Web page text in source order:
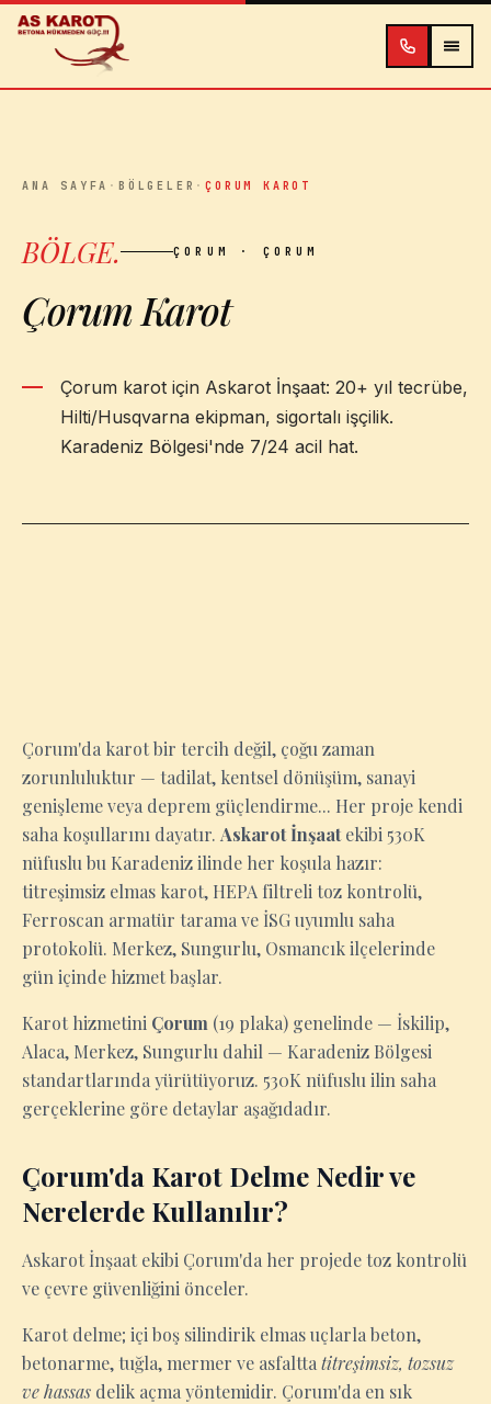
İçeriğe atla
ANA SAYFA ·BÖLGELER ·ÇORUM KAROT
BÖLGE. ÇORUM · ÇORUM
Çorum Karot
Çorum karot için Askarot İnşaat: 20+ yıl tecrübe,
Hilti/Husqvarna ekipman, sigortalı işçilik.
Karadeniz Bölgesi'nde 7/24 acil hat.
Çorum'da karot bir tercih değil, çoğu zaman
zorunluluktur — tadilat, kentsel dönüşüm, sanayi
genişleme veya deprem güçlendirme... Her proje kendi
saha koşullarını dayatır. Askarot İnşaatekibi 530K
nüfuslu bu Karadeniz ilinde her koşula hazır:
titreşimsiz elmas karot, HEPA filtreli toz kontrolü,
Ferroscan armatür tarama ve İSG uyumlu saha
protokolü. Merkez, Sungurlu, Osmancık ilçelerinde
gün içinde hizmet başlar.
Karot hizmetini Çorum (19 plaka) genelinde — İskilip,
Alaca, Merkez, Sungurlu dahil — Karadeniz Bölgesi
standartlarında yürütüyoruz. 530K nüfuslu ilin saha
gerçeklerine göre detaylar aşağıdadır.
Çorum'da Karot Delme Nedir ve
Nerelerde Kullanılır?
Askarot İnşaat ekibi Çorum'da her projede toz kontrolü
ve çevre güvenliğini önceler.
Karot delme; içi boş silindirik elmas uçlarla beton,
betonarme, tuğla, mermer ve asfaltta titreşimsiz, tozsuz
ve hassas delik açma yöntemidir. Çorum'da en sık